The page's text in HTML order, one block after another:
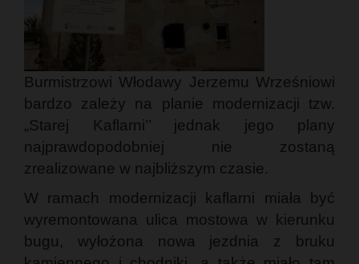
Burmistrzowi Włodawy Jerzemu Wrześniowi
bardzo zależy na planie modernizacji tzw.
„Starej Kaflarni’’ jednak jego plany
najprawdopodobniej nie zostaną
zrealizowane w najbliższym czasie.
W ramach modernizacji kaflarni miała być
wyremontowana ulica mostowa w kierunku
bugu, wyłożona nowa jezdnia z bruku